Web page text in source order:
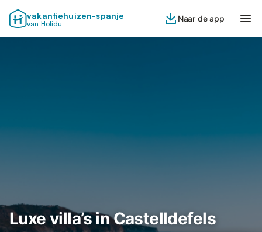
vakantiehuizen-spanje
van Holidu
Naar de app
Luxe villa’s in Castelldefels